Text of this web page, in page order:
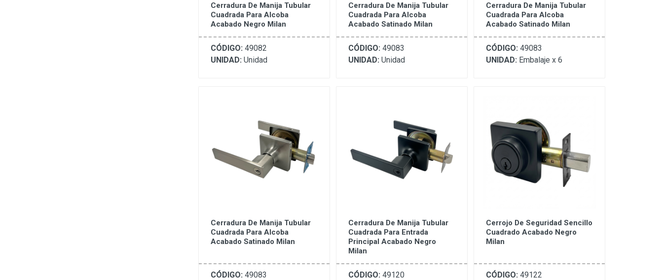
Cerradura De Manija Tubular
Cuadrada Para Alcoba
Acabado Negro Milan
CÓDIGO: 49082
UNIDAD: Unidad
Cerradura De Manija Tubular
Cuadrada Para Alcoba
Acabado Satinado Milan
CÓDIGO: 49083
UNIDAD: Unidad
Cerradura De Manija Tubular
Cuadrada Para Alcoba
Acabado Satinado Milan
CÓDIGO: 49083
UNIDAD: Embalaje x 6
Cerradura De Manija Tubular
Cuadrada Para Alcoba
Acabado Satinado Milan
CÓDIGO: 49083
Cerradura De Manija Tubular
Cuadrada Para Entrada
Principal Acabado Negro
Milan
CÓDIGO: 49120
Cerrojo De Seguridad Sencillo
Cuadrado Acabado Negro
Milan
CÓDIGO: 49122